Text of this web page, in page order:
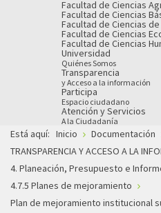
Facultad de Ciencias
Facultad de Ciencias
Facultad de Ciencias de
Facultad de Ciencias
Facultad de Ciencias
Universidad
Quiénes Somos
Transparencia
y Acceso a la información
Participa
Espacio ciudadano
Atención y Servicios
A la Ciudadanía
Está aquí: Inicio
Documentación
TRANSPARENCIA Y ACCESO A LA
4. Planeación, Presupuesto e
4.7.5 Planes de mejoramiento
Plan de mejoramiento institucional